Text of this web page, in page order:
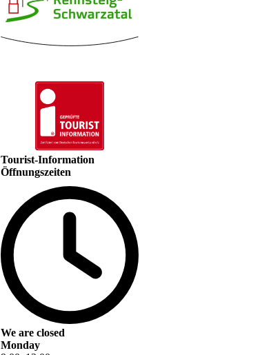
Tourist-Information
Öffnungszeiten
We are closed
Monday